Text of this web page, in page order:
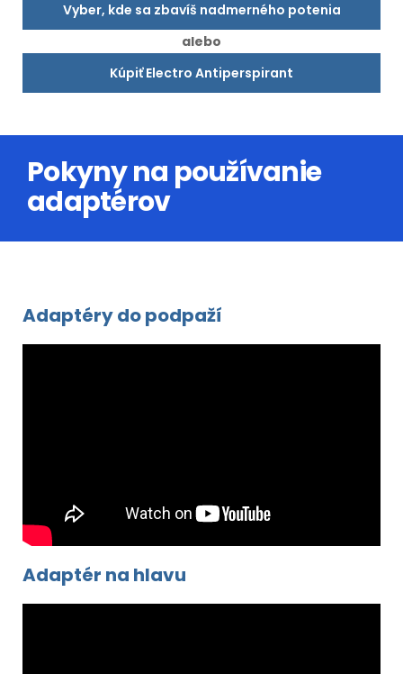
Vyber, kde sa zbavíš nadmerného potenia
alebo
Kúpiť Electro Antiperspirant
Pokyny na používanie
adaptérov
Adaptéry do podpaží
Adaptér na hlavu